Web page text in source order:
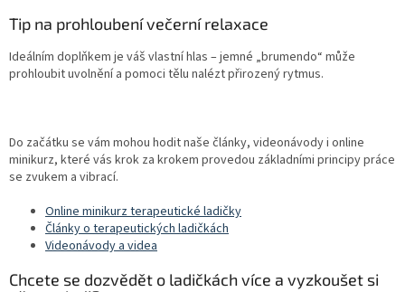
Tip na prohloubení večerní relaxace
Ideálním doplňkem je váš vlastní hlas – jemné „brumendo“ může
prohloubit uvolnění a pomoci tělu nalézt přirozený rytmus.
Do začátku se vám mohou hodit naše články, videonávody i online
minikurz, které vás krok za krokem provedou základními principy práce
se zvukem a vibrací.
Online minikurz terapeutické ladičky
Články o terapeutických ladičkách
Videonávody a videa
Chcete se dozvědět o ladičkách více a vyzkoušet si